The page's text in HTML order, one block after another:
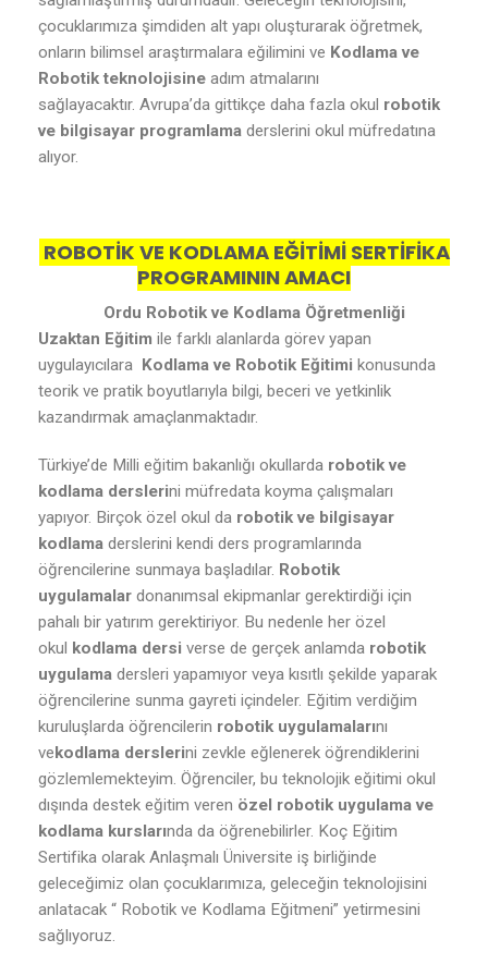
çocuklarımıza şimdiden alt yapı oluşturarak öğretmek,
onların bilimsel araştırmalara eğilimini ve Kodlama ve
Robotik teknolojisine adım atmalarını
sağlayacaktır. Avrupa’da gittikçe daha fazla okul robotik
ve bilgisayar programlama derslerini okul müfredatına
alıyor.
ROBOTİK VE KODLAMA EĞİTİMİ SERTİFİKA
PROGRAMININ AMACI
Ordu Robotik ve Kodlama Öğretmenliği
Uzaktan Eğitim ile farklı alanlarda görev yapan
uygulayıcılara Kodlama ve Robotik Eğitimi konusunda
teorik ve pratik boyutlarıyla bilgi, beceri ve yetkinlik
kazandırmak amaçlanmaktadır.
Türkiye’de Milli eğitim bakanlığı okullarda robotik ve
kodlama derslerini müfredata koyma çalışmaları
yapıyor. Birçok özel okul da robotik ve bilgisayar
kodlama derslerini kendi ders programlarında
öğrencilerine sunmaya başladılar. Robotik
uygulamalar donanımsal ekipmanlar gerektirdiği için
pahalı bir yatırım gerektiriyor. Bu nedenle her özel
okul kodlama dersi verse de gerçek anlamda robotik
uygulama dersleri yapamıyor veya kısıtlı şekilde yaparak
öğrencilerine sunma gayreti içindeler. Eğitim verdiğim
kuruluşlarda öğrencilerin robotik uygulamalarını
vekodlama derslerini zevkle eğlenerek öğrendiklerini
gözlemlemekteyim. Öğrenciler, bu teknolojik eğitimi okul
dışında destek eğitim veren özel robotik uygulama ve
kodlama kurslarında da öğrenebilirler. Koç Eğitim
Sertifika olarak Anlaşmalı Üniversite iş birliğinde
geleceğimiz olan çocuklarımıza, geleceğin teknolojisini
anlatacak “ Robotik ve Kodlama Eğitmeni” yetirmesini
sağlıyoruz.